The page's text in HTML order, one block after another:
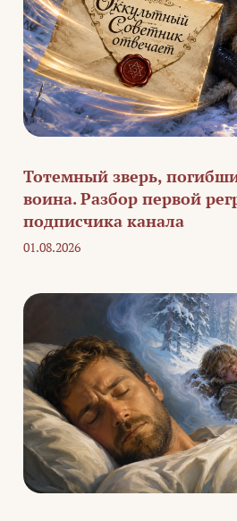
Тотемный зверь,
воина. Разбор первой
подписчика канала
01.08.2026